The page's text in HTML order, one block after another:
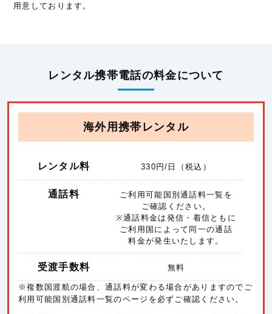
用意しております。
レンタル携帯電話の料金について
海外用携帯レンタル
レンタル料 330 円/日（税込）
通話料
ご利用可能国別通話料一覧を
ご確認ください。
※通話料金は発信・着信ともに
ご利用国によって同一の通話
料金が発生いたします。
受渡手数料 無料
※複数国渡航の場合、通話料が変わる場合がありますのでご
利用可能国別通話料一覧のページを必ずご確認ください。